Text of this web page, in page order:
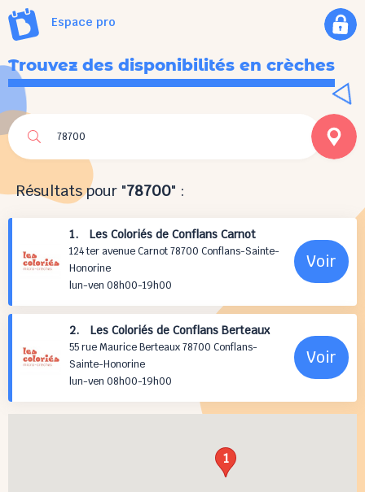
Espace pro
Trouvez des disponibilités en crèches
Résultats pour "78700" :
1. Les Coloriés de Conflans Carnot
124 ter avenue Carnot 78700 Conflans-Sainte-
Honorine
lun-ven 08h00-19h00
Voir
2. Les Coloriés de Conflans Berteaux
55 rue Maurice Berteaux 78700 Conflans-
Sainte-Honorine
lun-ven 08h00-19h00
Voir
1